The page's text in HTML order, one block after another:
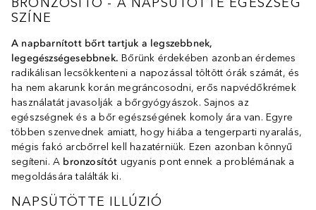
SZÍNE
A napbarnított bőrt tartjuk a legszebbnek,
legegészségesebbnek. Bőrünk érdekében azonban érdemes
radikálisan lecsökkenteni a napozással töltött órák számát, és
ha nem akarunk korán megráncosodni, erős napvédőkrémek
használatát javasolják a bőrgyógyászok. Sajnos az
egészségnek és a bőr egészségének komoly ára van. Egyre
többen szenvednek amiatt, hogy hiába a tengerparti nyaralás,
mégis fakó arcbőrrel kell hazatérniük. Ezen azonban könnyű
segíteni. A bronzosítót ugyanis pont ennek a problémának a
megoldására találták ki.
NAPSÜTÖTTE ILLÚZIÓ